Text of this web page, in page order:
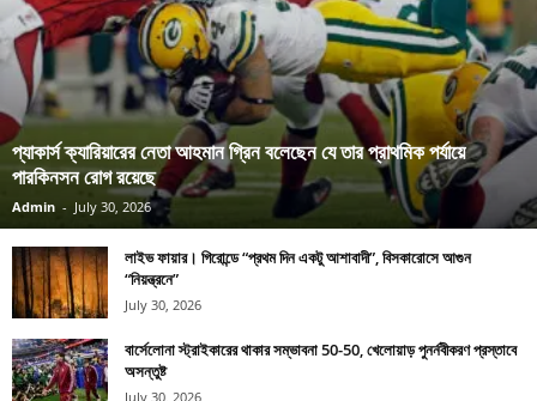
প্যাকার্স ক্যারিয়ারের নেতা আহমান গ্রিন বলেছেন যে তার প্রাথমিক পর্যায়ে
পারকিনসন রোগ রয়েছে
Admin - July 30, 2026
লাইভ ফায়ার। গিরোন্ডে “প্রথম দিন একটু আশাবাদী”, বিসকারোসে আগুন
“নিয়ন্ত্রনে”
July 30, 2026
বার্সেলোনা স্ট্রাইকারের থাকার সম্ভাবনা 50-50, খেলোয়াড় পুনর্নবীকরণ প্রস্তাবে
অসন্তুষ্ট
July 30, 2026